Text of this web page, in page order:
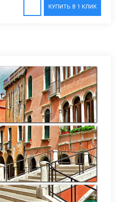
КУПИТЬ В 1 КЛИК